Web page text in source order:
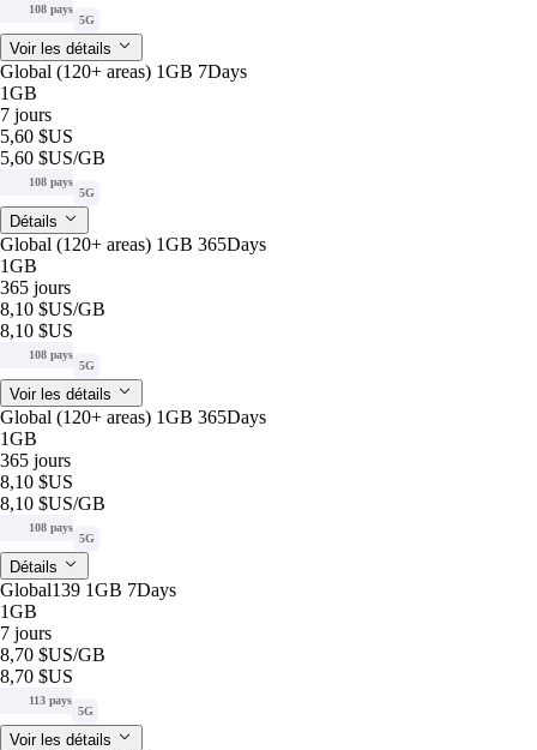
108 pays
5G
Voir les détails
Global (120+ areas) 1GB 7Days
1GB
7 jours
5,60 $US
5,60 $US/GB
108 pays
5G
Détails
Global (120+ areas) 1GB 365Days
1GB
365 jours
8,10 $US/GB
8,10 $US
108 pays
5G
Voir les détails
Global (120+ areas) 1GB 365Days
1GB
365 jours
8,10 $US
8,10 $US/GB
108 pays
5G
Détails
Global139 1GB 7Days
1GB
7 jours
8,70 $US/GB
8,70 $US
113 pays
5G
Voir les détails